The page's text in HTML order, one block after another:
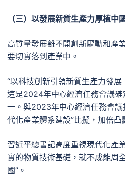
（三）以發展新質生產力厚植中
高質量發展離不開創新驅動和產
要切實落到產業中。
“以科技創新引領新質生產力發展
這是2024年中心經濟任務會議
一。與2023年中心經濟任務會議
代化產業體系建設”比擬，加倍凸
習近平總書記高度重視現代化產
實的物質技術基礎，就不成能周
國”。